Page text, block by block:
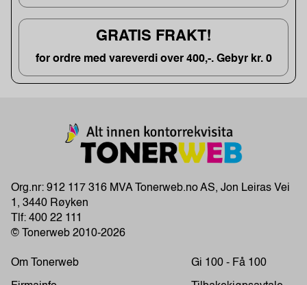
GRATIS FRAKT!
for ordre med vareverdi over 400,-. Gebyr kr. 0
Org.nr: 912 117 316 MVA Tonerweb.no AS, Jon Leiras Vei
1, 3440 Røyken
Tlf: 400 22 111
© Tonerweb 2010-2026
Om Tonerweb Gi 100 - Få 100